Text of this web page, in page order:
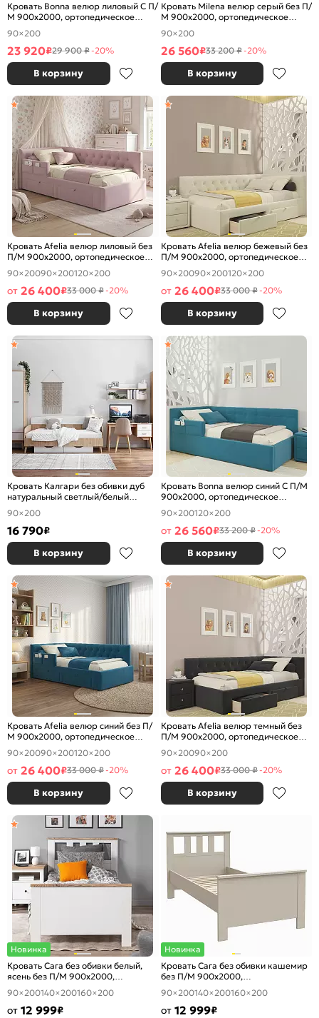
Кровать Bonna велюр лиловый С П/
М 900x2000, ортопедическое
основание, изголовье мягкое
90×200
23 920₽29 900 ₽-20%
В корзину
Кровать Milena велюр серый без П/
М 900x2000, ортопедическое
основание, изголовье мягкое
90×200
26 560₽33 200 ₽-20%
В корзину
Кровать Afelia велюр лиловый без
П/М 900x2000, ортопедическое
основание, изголовье мягкое
90×20090×200120×200
от 26 400₽33 000 ₽-20%
В корзину
Кровать Afelia велюр бежевый без
П/М 900x2000, ортопедическое
основание, изголовье мягкое
90×20090×200120×200
от 26 400₽33 000 ₽-20%
В корзину
Кровать Калгари без обивки дуб
натуральный светлый/белый
матовый без П/М 900x2000,
ортопедическое основание,
изголовье жесткое
90×200
16 790₽
В корзину
Кровать Bonna велюр синий С П/М
900x2000, ортопедическое
основание, изголовье мягкое
90×200120×200
от 26 560₽33 200 ₽-20%
В корзину
Кровать Afelia велюр синий без П/
М 900x2000, ортопедическое
основание, изголовье мягкое
90×20090×200120×200
от 26 400₽33 000 ₽-20%
В корзину
Кровать Afelia велюр темный без
П/М 900x2000, ортопедическое
основание, изголовье мягкое
90×20090×200
от 26 400₽33 000 ₽-20%
В корзину
Новинка
Кровать Сага без обивки белый,
ясень без П/М 900x2000,
ортопедическое основание,
изголовье жесткое
90×200140×200160×200
от 12 999₽
Новинка
Кровать Сага без обивки кашемир
без П/М 900x2000,
ортопедическое основание,
изголовье жесткое
90×200140×200160×200
от 12 999₽